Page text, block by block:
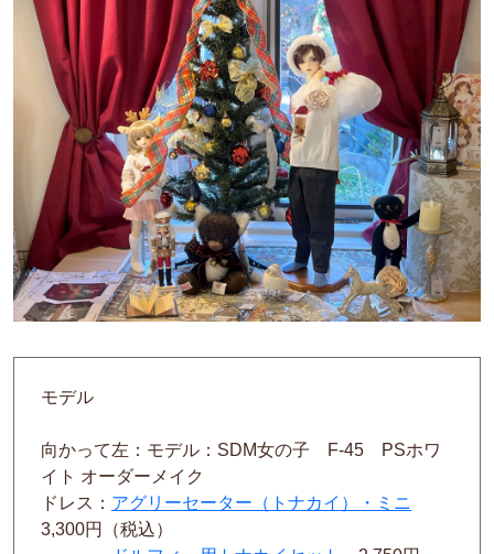
モデル
向かって左：モデル：SDM女の子 F-45 PSホワ
イト オーダーメイク
ドレス： アグリーセーター（トナカイ）・ミニ
3,300円（税込）